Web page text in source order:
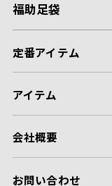
福助足袋
定番アイテム
アイテム
会社概要
お問い合わせ